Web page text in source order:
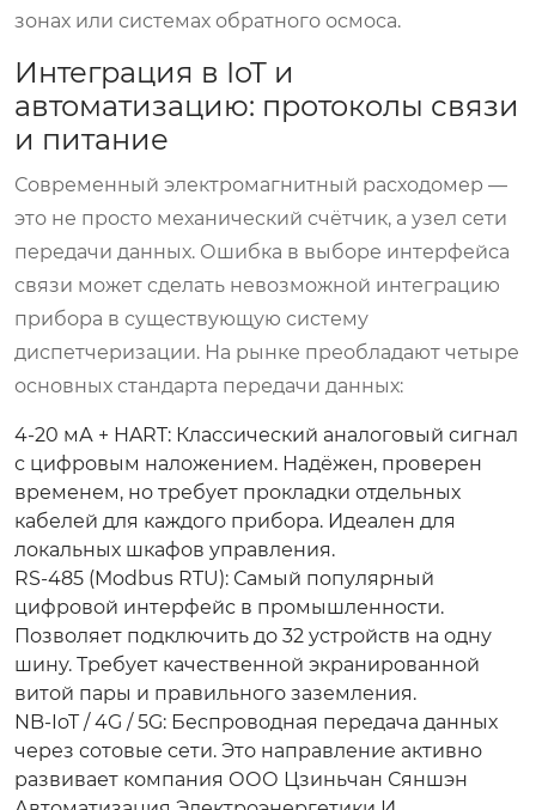
зонах или системах обратного осмоса.
Интеграция в IoT и
автоматизацию: протоколы связи
и питание
Современный электромагнитный расходомер —
это не просто механический счётчик, а узел сети
передачи данных. Ошибка в выборе интерфейса
связи может сделать невозможной интеграцию
прибора в существующую систему
диспетчеризации. На рынке преобладают четыре
основных стандарта передачи данных:
4-20 мА + HART: Классический аналоговый сигнал
с цифровым наложением. Надёжен, проверен
временем, но требует прокладки отдельных
кабелей для каждого прибора. Идеален для
локальных шкафов управления.
RS-485 (Modbus RTU): Самый популярный
цифровой интерфейс в промышленности.
Позволяет подключить до 32 устройств на одну
шину. Требует качественной экранированной
витой пары и правильного заземления.
NB-IoT / 4G / 5G: Беспроводная передача данных
через сотовые сети. Это направление активно
развивает компания ООО Цзиньчан Сяншэн